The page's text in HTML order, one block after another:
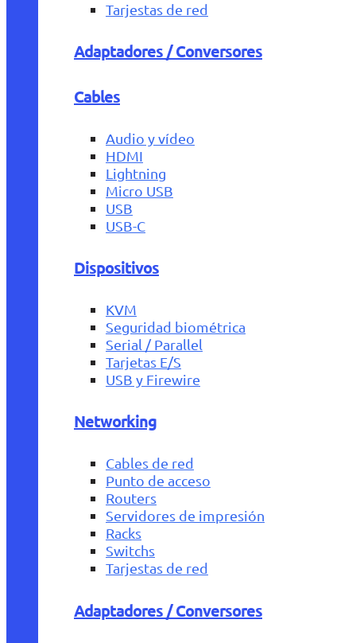
Tarjestas de red
Adaptadores / Conversores
Cables
Audio y vídeo
HDMI
Lightning
Micro USB
USB
USB-C
Dispositivos
KVM
Seguridad biométrica
Serial / Parallel
Tarjetas E/S
USB y Firewire
Networking
Cables de red
Punto de acceso
Routers
Servidores de impresión
Racks
Switchs
Tarjestas de red
Adaptadores / Conversores